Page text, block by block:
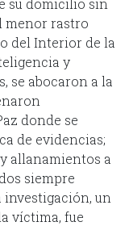
su domicilio sin
menor rastro
del Interior de la
y
se abocaron a la
donde se
de evidencias;
allanamientos a
siempre
un
víctima, fue